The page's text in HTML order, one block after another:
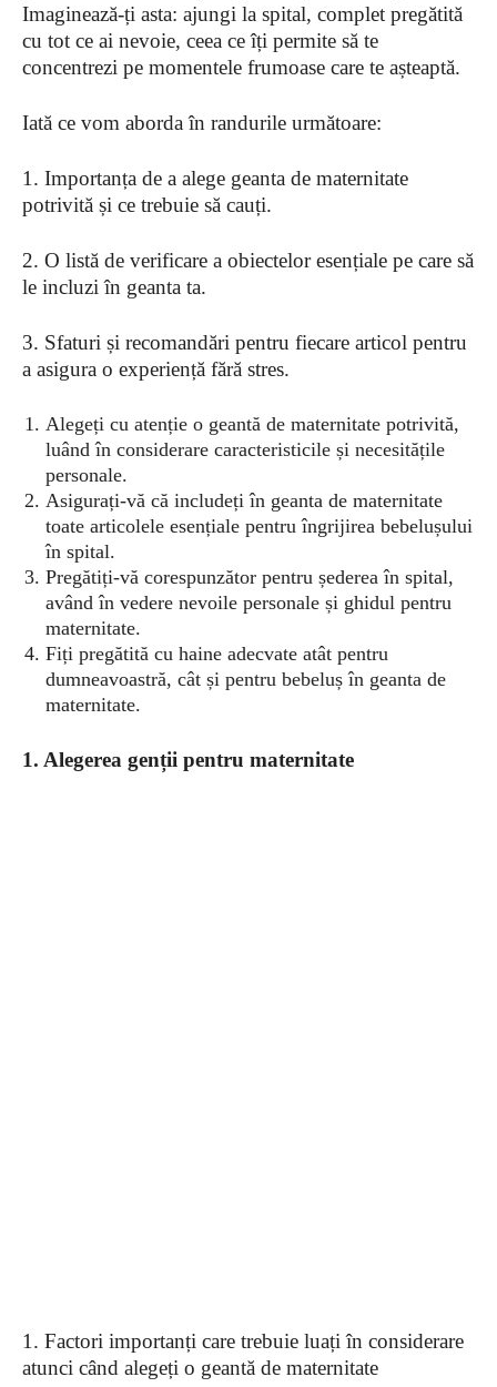
Imaginează-ți asta: ajungi la spital, complet pregătită
cu tot ce ai nevoie, ceea ce îți permite să te
concentrezi pe momentele frumoase care te așteaptă.
Iată ce vom aborda în randurile următoare:
1. Importanța de a alege geanta de maternitate
potrivită și ce trebuie să cauți.
2. O listă de verificare a obiectelor esențiale pe care să
le incluzi în geanta ta.
3. Sfaturi și recomandări pentru fiecare articol pentru
a asigura o experiență fără stres.
Alegeți cu atenție o geantă de maternitate potrivită,
luând în considerare caracteristicile și necesitățile
personale.
Asigurați-vă că includeți în geanta de maternitate
toate articolele esențiale pentru îngrijirea bebelușului
în spital.
Pregătiți-vă corespunzător pentru șederea în spital,
având în vedere nevoile personale și ghidul pentru
maternitate.
Fiți pregătită cu haine adecvate atât pentru
dumneavoastră, cât și pentru bebeluș în geanta de
maternitate.
1. Alegerea genții pentru maternitate
1. Factori importanți care trebuie luați în considerare
atunci când alegeți o geantă de maternitate